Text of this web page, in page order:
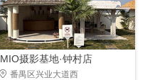
MIO摄影基地·钟村店
番禺区兴业大道西